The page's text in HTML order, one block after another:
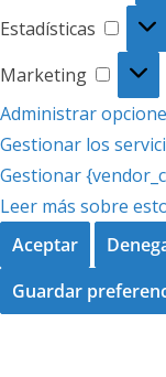
Estadísticas
Marketing
Administrar
Gestionar los
Gestionar
Leer más sobre
Aceptar
Guardar